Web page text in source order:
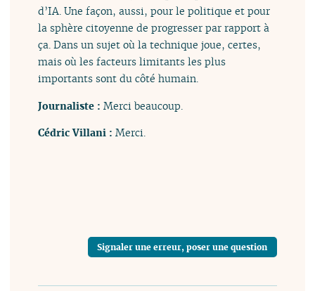
d’IA. Une façon, aussi, pour le politique et pour
la sphère citoyenne de progresser par rapport à
ça. Dans un sujet où la technique joue, certes,
mais où les facteurs limitants les plus
importants sont du côté humain.
Journaliste :Merci beaucoup.
Cédric Villani :Merci.
Signaler une erreur, poser une question